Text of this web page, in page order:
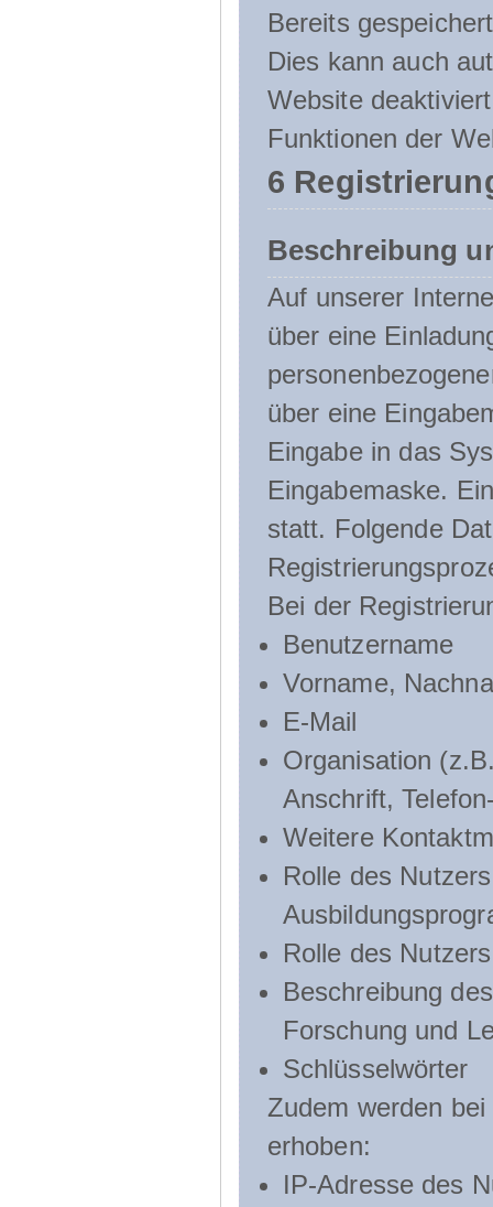
Bereits
Dies kann auch
Website
Funktionen der
6
Beschreibung
Auf unserer
über eine
über eine
Eingabe in das
Eingabemaske.
statt. Folgende
Bei der
Benutzername
Vorname,
E-Mail
Organisation
Anschrift,
Weitere
Rolle des
Rolle des
Beschreibung
Forschung und
Schlüsselwörter
Zudem werden
erhoben:
IP-Adresse des